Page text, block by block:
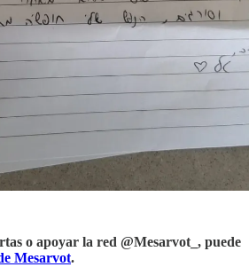
o apoyar la red @Mesarvot_, puede
Mesarvot.